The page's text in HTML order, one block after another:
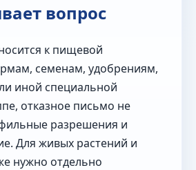
вопрос
к пищевой
семенам, удобрениям,
иной специальной
отказное письмо не
разрешения и
Для живых растений и
нужно отдельно